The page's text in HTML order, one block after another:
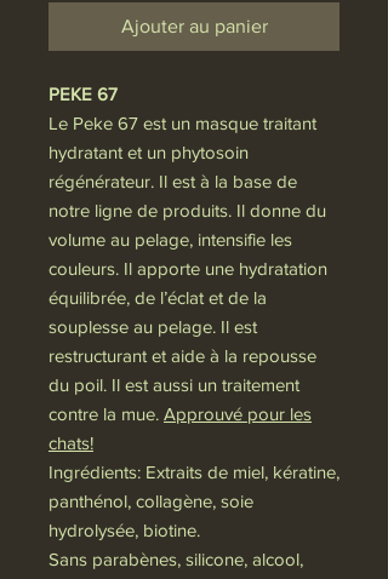
Ajouter au panier
PEKE 67
Le Peke 67 est un masque traitant
hydratant et un phytosoin
régénérateur. Il est à la base de
notre ligne de produits. Il donne du
volume au pelage, intensifie les
couleurs. Il apporte une hydratation
équilibrée, de l’éclat et de la
souplesse au pelage. Il est
restructurant et aide à la repousse
du poil. Il est aussi un traitement
contre la mue. Approuvé pour les
chats!
Ingrédients: Extraits de miel, kératine,
panthénol, collagène, soie
hydrolysée, biotine.
Sans parabènes, silicone, alcool,